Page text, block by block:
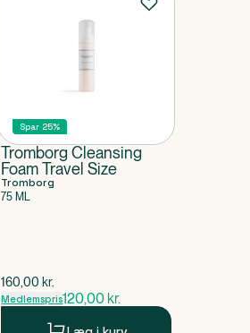
Spar 25%
Tromborg Cleansing
Foam Travel Size
Tromborg
75 ML
$gammel pris
160,00 kr.
Medlemspris120,00 kr.